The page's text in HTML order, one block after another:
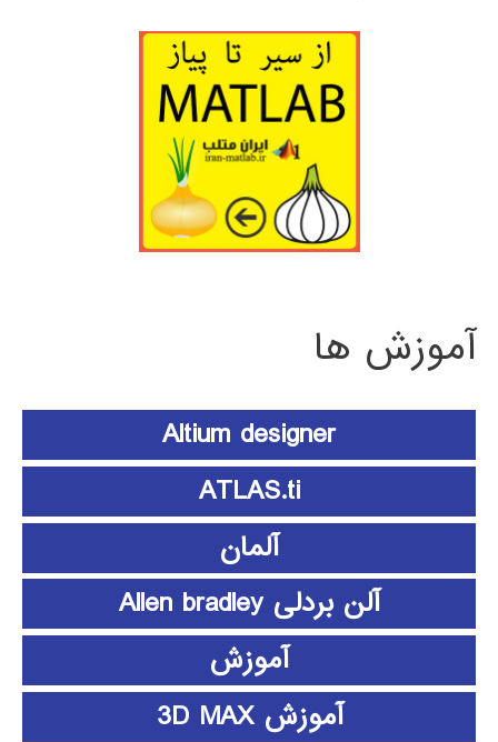
آموزش ها
Altium designer
ATLAS.ti
آلمان
آلن بردلی Allen bradley
آموزش
آموزش 3D MAX